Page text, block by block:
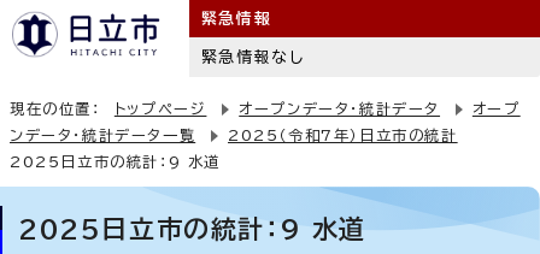
緊急情報
緊急情報なし
現在の位置： トップページ オープンデータ・統計データ
オープ
ンデータ・統計データ一覧
2025（令和7年）日立市の統計
2025日立市の統計：9 水道
2025日立市の統計：9 水道